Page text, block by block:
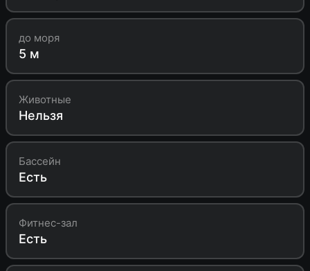
до моря
5 м
Животные
Нельзя
Бассейн
Есть
Фитнес-зал
Есть